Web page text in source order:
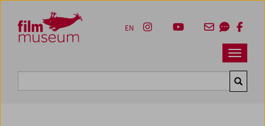
Zum Inhalt
Zum Hauptmenü
Zur Servicenavigation
Zum Suche
Navbar
EN